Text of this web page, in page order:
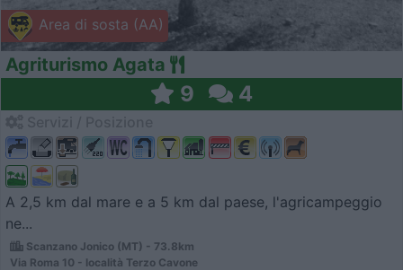
Area di sosta (AA)
Agriturismo Agata
9 4
A 2,5 km dal mare e a 5 km dal paese, l'agricampeggio
ne...
Scanzano Jonico (MT) - 73.8km
Via Roma 10 - località Terzo Cavone